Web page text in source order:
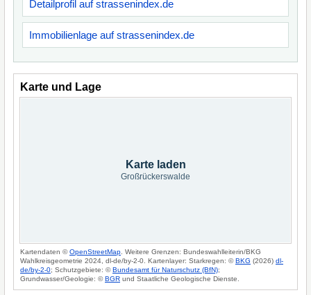
Detailprofil auf strassenindex.de
Immobilienlage auf strassenindex.de
Karte und Lage
Karte laden
Großrückerswalde
Kartendaten ©OpenStreetMap . Weitere Grenzen: Bundeswahlleiterin/BKG
Wahlkreisgeometrie 2024, dl-de/by-2-0. Kartenlayer: Starkregen: ©BKG (2026) dl-
de/by-2-0; Schutzgebiete: ©Bundesamt für Naturschutz (BfN);
Grundwasser/Geologie: ©BGR und Staatliche Geologische Dienste.